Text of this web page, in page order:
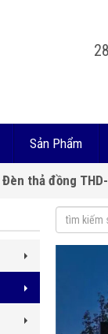
Sản Phẩm
Đèn thả đồng